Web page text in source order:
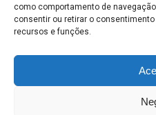
como comportamento de
consentir ou retirar o
recursos e funções.
informativo, servindo como
interpretadas como
Bolsa